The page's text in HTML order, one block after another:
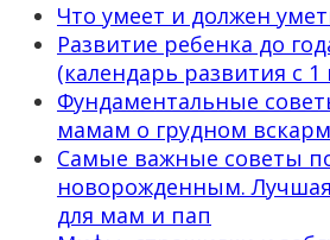
Что умеет и должен
Развитие ребенка до
(календарь развития с 1
Фундаментальные
мамам о грудном
Самые важные советы
новорожденным.
для мам и пап